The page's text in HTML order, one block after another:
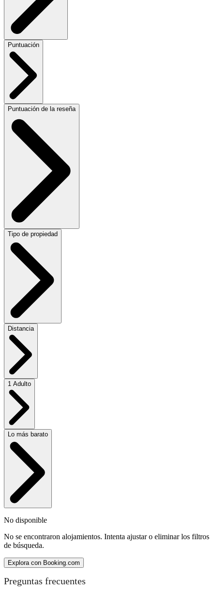
Puntuación
Puntuación de la reseña
Tipo de propiedad
Distancia
1 Adulto
Lo más barato
No disponible
No se encontraron alojamientos. Intenta ajustar o eliminar los filtros
de búsqueda.
Explora con Booking.com
Preguntas frecuentes